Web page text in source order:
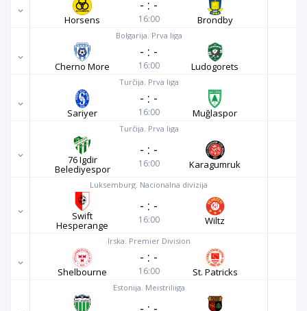
Horsens
- : -
16:00 Brondby
Bolgarija. Prva liga
Cherno More
- : -
16:00 Ludogorets
Turčija. Prva liga
Sariyer
- : -
16:00 Muğlaspor
Turčija. Prva liga
76 Igdir
Belediyespor
- : -
16:00 Karagumruk
Luksemburg. Nacionalna divizija
Swift
Hesperange
- : -
16:00 Wiltz
Irska. Premier Division
Shelbourne
- : -
16:00 St. Patricks
Estonija. Meistriliiga